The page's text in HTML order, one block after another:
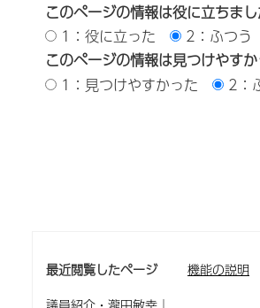
このページの情報は役に立ちま
1：役に立った
2：ふつう
このページの情報は見つけやす
1：見つけやすかった
2：
最近閲覧したページ
機能の説明